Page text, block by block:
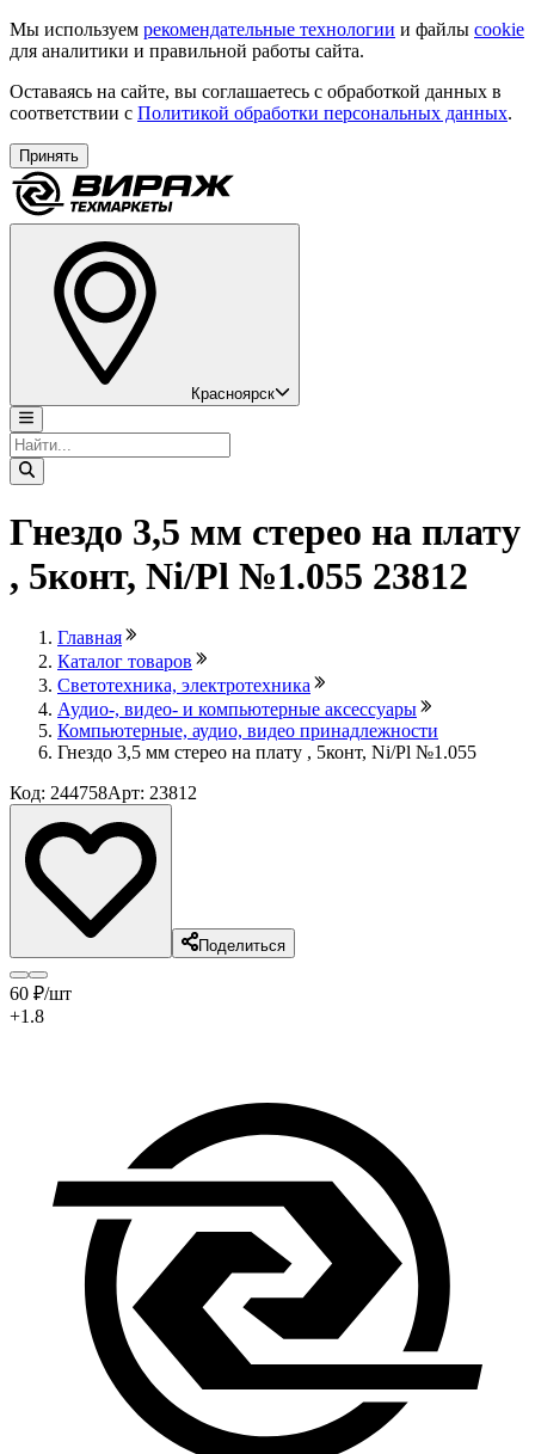
Мы используем рекомендательные технологии и файлы cookie
для аналитики и правильной работы сайта.
Оставаясь на сайте, вы соглашаетесь с обработкой данных в
соответствии с Политикой обработки персональных данных.
Принять
Красноярск
Гнездо 3,5 мм стерео на плату
, 5конт, Ni/Pl №1.055 23812
Главная
Каталог товаров
Светотехника, электротехника
Аудио-, видео- и компьютерные аксессуары
Компьютерные, аудио, видео принадлежности
Гнездо 3,5 мм стерео на плату , 5конт, Ni/Pl №1.055
Код: 244758Арт: 23812
Поделиться
60 ₽/шт
+1.8